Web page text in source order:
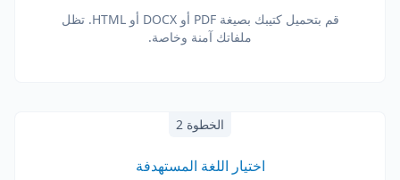
قم بتحميل كتيبك بصيغة PDF أو DOCX أو HTML. تظل
ملفاتك آمنة وخاصة.
الخطوة 2
اختيار اللغة المستهدفة